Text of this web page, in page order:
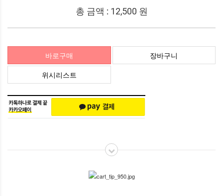
총 금액 : 12,500 원
바로구매
장바구니
위시리스트